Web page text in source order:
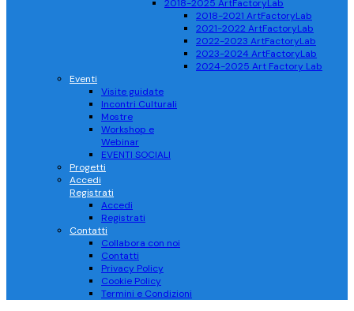
2018-2025 ArtFactoryLab
2018-2021 ArtFactoryLab
2021-2022 ArtFactoryLab
2022-2023 ArtFactoryLab
2023-2024 ArtFactoryLab
2024-2025 Art Factory Lab
Eventi
Visite guidate
Incontri Culturali
Mostre
Workshop e
Webinar
EVENTI SOCIALI
Progetti
Accedi
Registrati
Accedi
Registrati
Contatti
Collabora con noi
Contatti
Privacy Policy
Cookie Policy
Termini e Condizioni